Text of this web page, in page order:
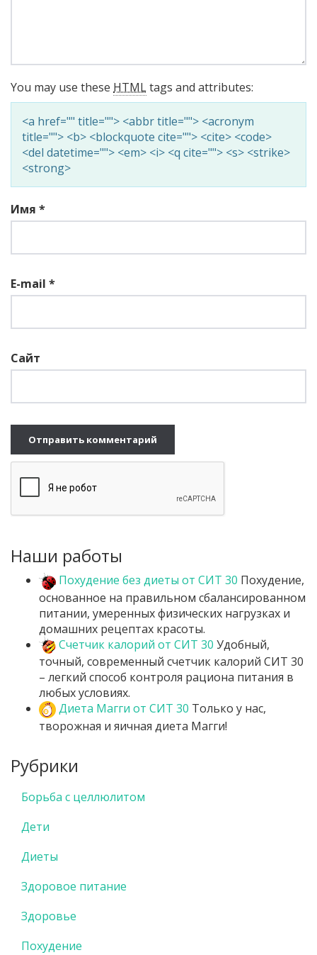
You may use these HTMLtags and attributes:
<a href="" title=""> <abbr title=""> <acronym
title=""> <b> <blockquote cite=""> <cite> <code>
<del datetime=""> <em> <i> <q cite=""> <s> <strike>
<strong>
Имя *
E-mail *
Сайт
Наши работы
Похудение без диеты от СИТ 30 Похудение,
основанное на правильном сбалансированном
питании, умеренных физических нагрузках и
домашних рецептах красоты.
Счетчик калорий от СИТ 30 Удобный,
точный, современный счетчик калорий СИТ 30
– легкий способ контроля рациона питания в
любых условиях.
Диета Магги от СИТ 30 Только у нас,
творожная и яичная диета Магги!
Рубрики
Борьба с целлюлитом
Дети
Диеты
Здоровое питание
Здоровье
Похудение